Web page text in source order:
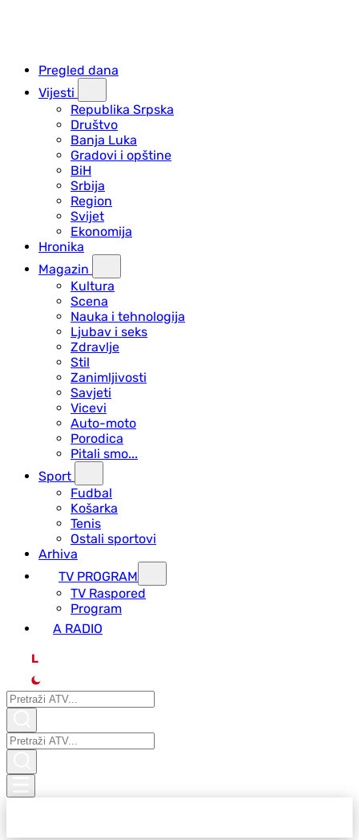
Pregled dana
Vijesti
Republika Srpska
Društvo
Banja Luka
Gradovi i opštine
BiH
Srbija
Region
Svijet
Ekonomija
Hronika
Magazin
Kultura
Scena
Nauka i tehnologija
Ljubav i seks
Zdravlje
Stil
Zanimljivosti
Savjeti
Vicevi
Auto-moto
Porodica
Pitali smo...
Sport
Fudbal
Košarka
Tenis
Ostali sportovi
Arhiva
TV PROGRAM
ТV Raspored
Program
A RADIO
L